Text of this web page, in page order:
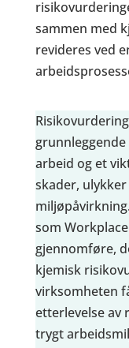
sammen med
revideres ved
arbeid og et
skader,
som
gjennomføre,
kjemisk
virksomheten
etterlevelse av
trygt